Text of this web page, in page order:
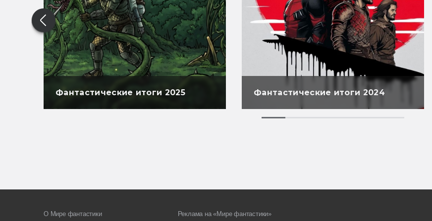
Фантастические итоги 2025 Фантастические итоги 2024
О Мире фантастики Реклама на «Мире фантастики»